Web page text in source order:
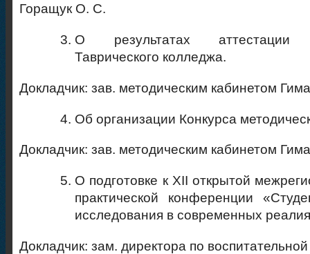
Горащук О. С.
О результатах аттестации
Таврического колледжа.
Докладчик: зав. методическим кабинетом
Об организации Конкурса
Докладчик: зав. методическим кабинетом
О подготовке к ХII открытой
практической конференции
исследования в современных
Докладчик: зам. директора по